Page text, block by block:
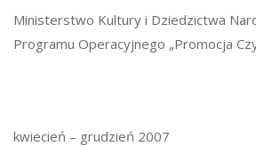
Ministerstwo Kultury i Dziedzictwa
Programu Operacyjnego „Promocja
kwiecień – grudzień 2007